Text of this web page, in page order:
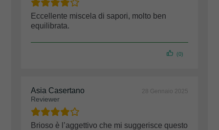
Eccellente miscela di sapori, molto ben
equilibrata.
(0)
Asia Casertano
Reviewer
28 Gennaio 2025
Brioso è l’aggettivo che mi suggerisce questo